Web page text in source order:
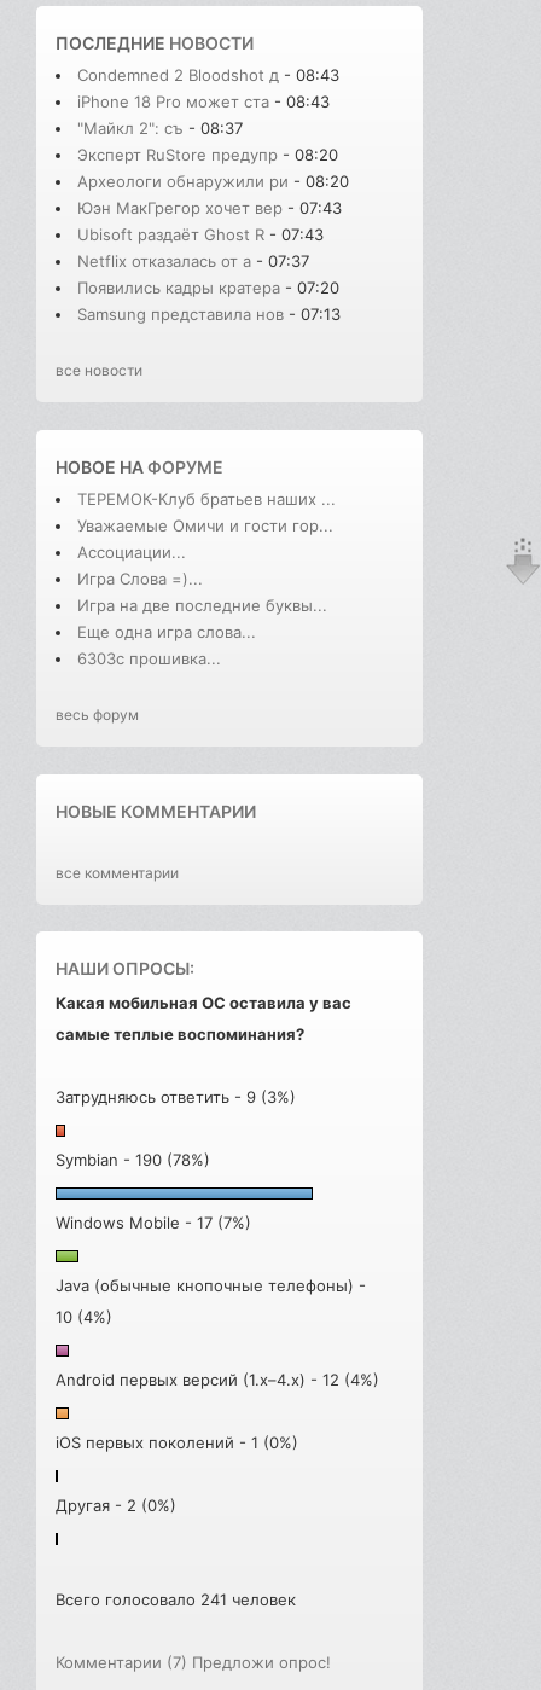
ПОСЛЕДНИЕ НОВОСТИ
Condemned 2 Bloodshot д - 08:43
iPhone 18 Pro может ста - 08:43
"Майкл 2": съ - 08:37
Эксперт RuStore предупр - 08:20
Археологи обнаружили ри - 08:20
Юэн МакГрегор хочет вер - 07:43
Ubisoft раздаёт Ghost R - 07:43
Netflix отказалась от а - 07:37
Появились кадры кратера - 07:20
Samsung представила нов - 07:13
все новости
НОВОЕ НАФОРУМЕ
ТЕРЕМОК-Клуб братьев наших ...
Уважаемые Омичи и гости гор...
Ассоциации...
Игра Слова =)...
Игра на две последние буквы...
Еще одна игра слова...
6303с прошивка...
весь форум
НОВЫЕ КОММЕНТАРИИ
все комментарии
НАШИ ОПРОСЫ:
Какая мобильная ОС оставила у вас
самые теплые воспоминания?
Затрудняюсь ответить - 9 (3%)
Symbian - 190 (78%)
Windows Mobile - 17 (7%)
Java (обычные кнопочные телефоны) -
10 (4%)
Android первых версий (1.x–4.x) - 12 (4%)
iOS первых поколений - 1 (0%)
Другая - 2 (0%)
Всего голосовало 241 человек
Комментарии (7) Предложи опрос!